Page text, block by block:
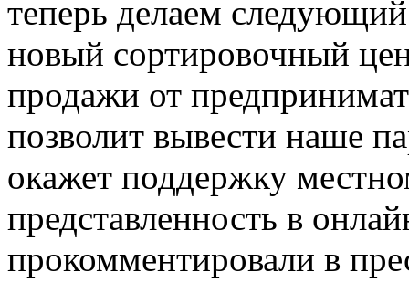
теперь делаем
новый сортировочный
продажи от
позволит вывести наше
окажет поддержку
представленность в
прокомментировали в